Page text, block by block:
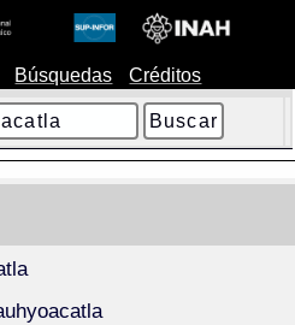
Búsquedas Créditos